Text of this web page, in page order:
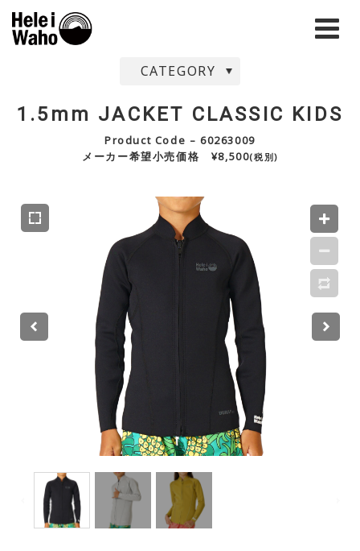
CATEGORY
1.5mm JACKET CLASSIC KIDS
Product Code – 60263009
メーカー希望小売価格 ¥8,500(税別)